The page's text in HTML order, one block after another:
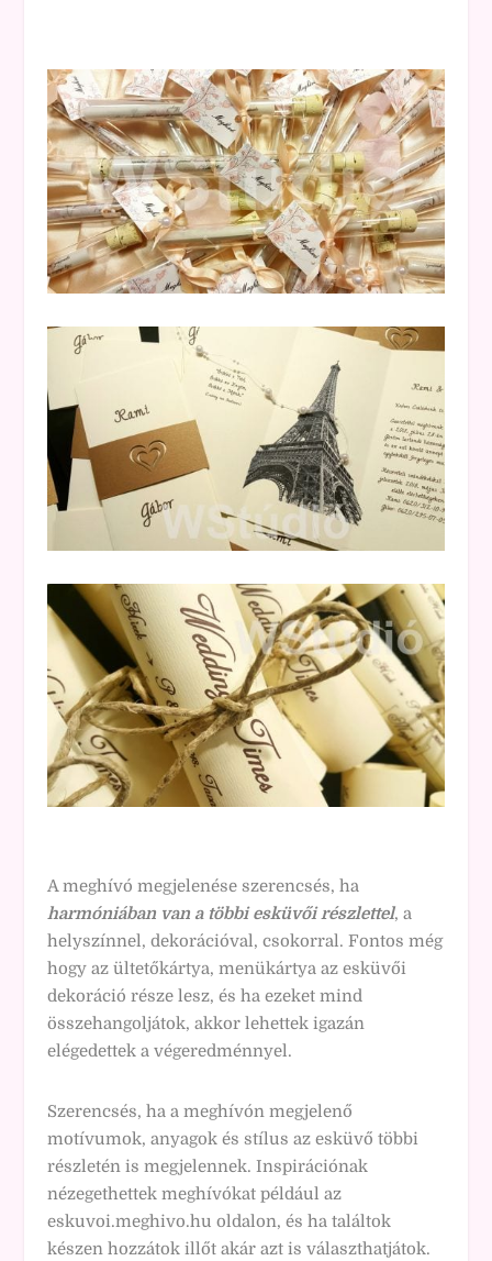
A meghívó megjelenése szerencsés, ha
harmóniában van a többi esküvői részlettel, a
helyszínnel, dekorációval, csokorral. Fontos még
hogy az ültetőkártya, menükártya az esküvői
dekoráció része lesz, és ha ezeket mind
összehangoljátok, akkor lehettek igazán
elégedettek a végeredménnyel.
Szerencsés, ha a meghívón megjelenő
motívumok, anyagok és stílus az esküvő többi
részletén is megjelennek. Inspirációnak
nézegethettek meghívókat például az
eskuvoi.meghivo.hu oldalon, és ha találtok
készen hozzátok illőt akár azt is választhatjátok.